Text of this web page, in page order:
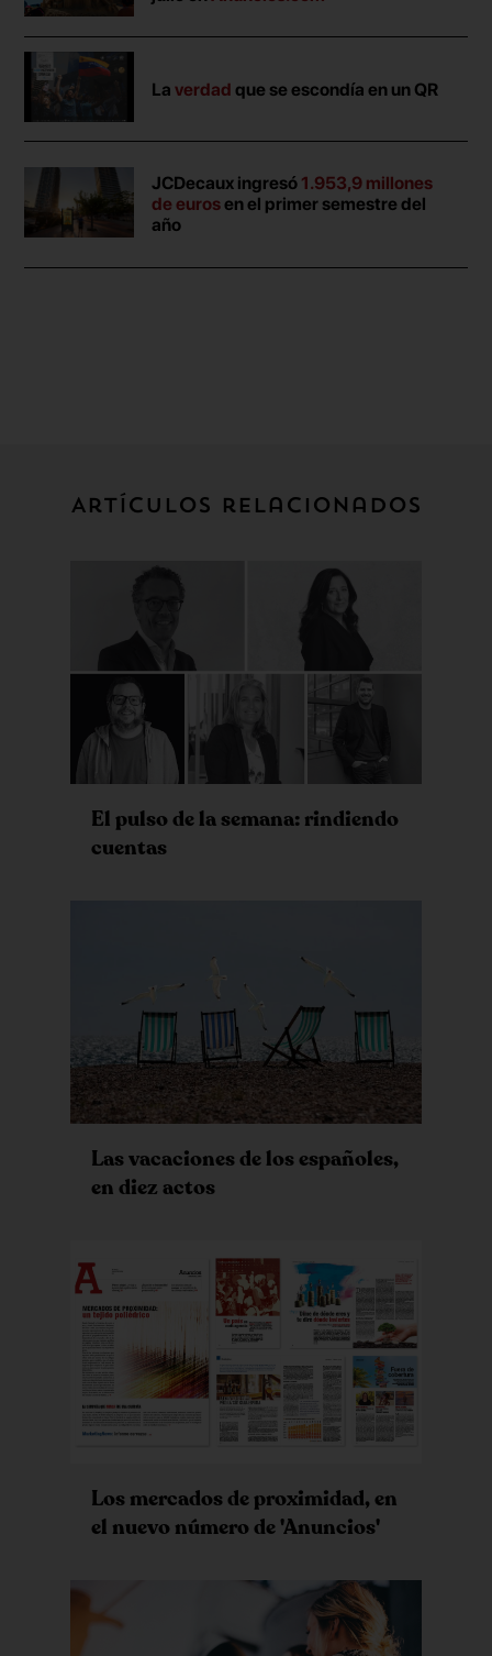
Laverdad que se escondía en un QR
JCDecaux ingresó 1.953,9 millones
de eurosen el primer semestre del
año
Artículos relacionados
El pulso de la semana: rindiendo
cuentas
Las vacaciones de los españoles,
en diez actos
Los mercados de proximidad, en
el nuevo número de 'Anuncios'